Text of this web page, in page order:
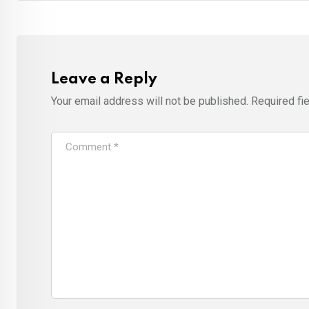
Leave a Reply
Your email address will not be published. Required